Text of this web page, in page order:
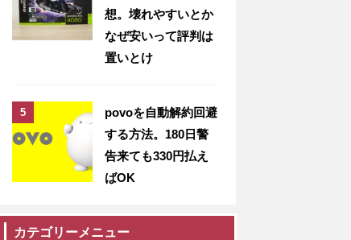
想。壊れやすいとか
なぜ安いって評判は
置いとけ
povoを自動解約回避
する方法。180日警
告来ても330円払え
ばOK
カテゴリーメニュー